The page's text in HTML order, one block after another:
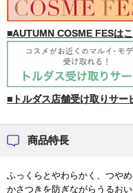
■AUTUMN COSME FESは
■トルダス店舗受け取りサー
商品特長
ふっくらとやわらかく、つや
かさつきを防ぎながらうるお